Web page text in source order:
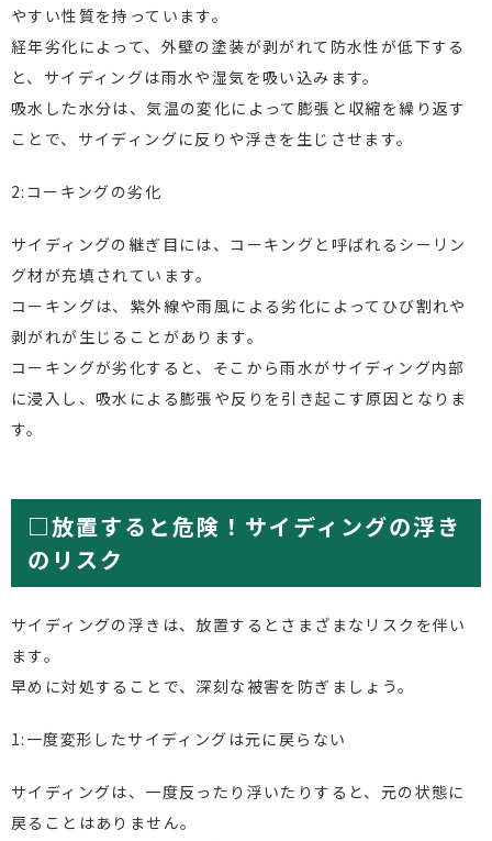
やすい性質を持っています。
経年劣化によって、外壁の塗装が剥がれて防水性が低下する
と、サイディングは雨水や湿気を吸い込みます。
吸水した水分は、気温の変化によって膨張と収縮を繰り返す
ことで、サイディングに反りや浮きを生じさせます。
2:コーキングの劣化
サイディングの継ぎ目には、コーキングと呼ばれるシーリン
グ材が充填されています。
コーキングは、紫外線や雨風による劣化によってひび割れや
剥がれが生じることがあります。
コーキングが劣化すると、そこから雨水がサイディング内部
に浸入し、吸水による膨張や反りを引き起こす原因となりま
す。
□放置すると危険！サイディングの浮き
のリスク
サイディングの浮きは、放置するとさまざまなリスクを伴い
ます。
早めに対処することで、深刻な被害を防ぎましょう。
1:一度変形したサイディングは元に戻らない
サイディングは、一度反ったり浮いたりすると、元の状態に
戻ることはありません。